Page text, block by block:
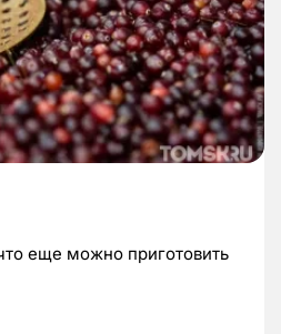
еще можно приготовить